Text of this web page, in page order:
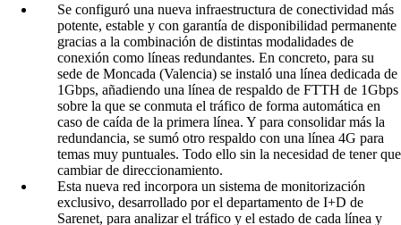
Se configuró una nueva infraestructura de conectividad más
potente, estable y con garantía de disponibilidad permanente
gracias a la combinación de distintas modalidades de
conexión como líneas redundantes. En concreto, para su
sede de Moncada (Valencia) se instaló una línea dedicada de
1Gbps, añadiendo una línea de respaldo de FTTH de 1Gbps
sobre la que se conmuta el tráfico de forma automática en
caso de caída de la primera línea. Y para consolidar más la
redundancia, se sumó otro respaldo con una línea 4G para
temas muy puntuales. Todo ello sin la necesidad de tener que
cambiar de direccionamiento.
Esta nueva red incorpora un sistema de monitorización
exclusivo, desarrollado por el departamento de I+D de
Sarenet, para analizar el tráfico y el estado de cada línea y